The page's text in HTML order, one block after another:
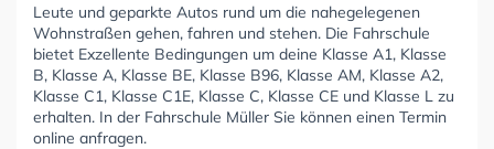
Leute und geparkte Autos rund um die nahegelegenen
Wohnstraßen gehen, fahren und stehen. Die Fahrschule
bietet Exzellente Bedingungen um deine Klasse A1, Klasse
B, Klasse A, Klasse BE, Klasse B96, Klasse AM, Klasse A2,
Klasse C1, Klasse C1E, Klasse C, Klasse CE und Klasse L zu
erhalten. In der Fahrschule Müller Sie können einen Termin
online anfragen.